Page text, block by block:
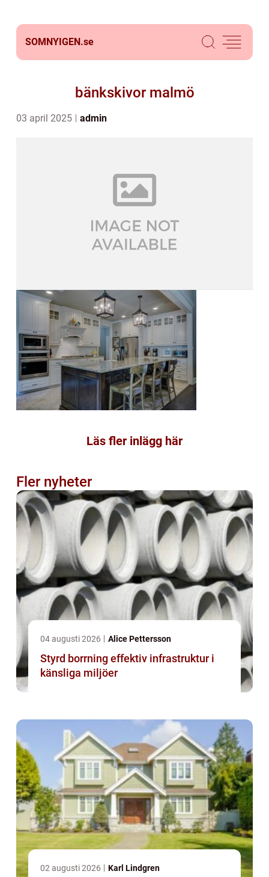
SOMNYIGEN.se
bänkskivor malmö
03 april 2025 admin
Läs fler inlägg här
Fler nyheter
04 augusti 2026 Alice Pettersson
Styrd borrning effektiv infrastruktur i
känsliga miljöer
02 augusti 2026 Karl Lindgren